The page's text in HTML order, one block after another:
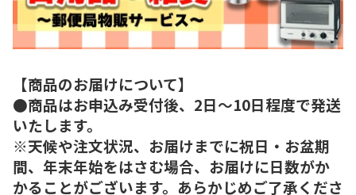
【商品のお届けについて】
●商品はお申込み受付後、2日～10日程度で発送
いたします。
※天候や注文状況、お届けまでに祝日・お盆期
間、年末年始をはさむ場合、お届けに日数がか
かることがございます。あらかじめご了承くださ